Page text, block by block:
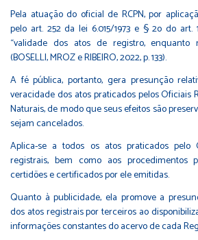
Pela atuação do oficial de RCPN, por
pelo art. 252 da lei 6.015/1973 e § 2o do art.
“validade dos atos de registro, enquanto
(BOSELLI, MROZ e RIBEIRO, 2022, p. 133).
A fé pública, portanto, gera presunção
veracidade dos atos praticados pelos Oficiais
Naturais, de modo que seus efeitos são
sejam cancelados.
Aplica-se a todos os atos praticados pelo
registrais, bem como aos procedimentos
certidões e certificados por ele emitidas.
Quanto à publicidade, ela promove a
dos atos registrais por terceiros ao
informações constantes do acervo de cada